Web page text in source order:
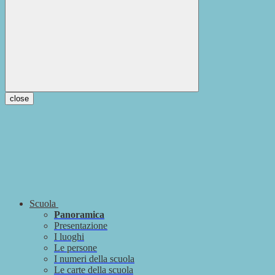
close
Scuola
Panoramica
Presentazione
I luoghi
Le persone
I numeri della scuola
Le carte della scuola